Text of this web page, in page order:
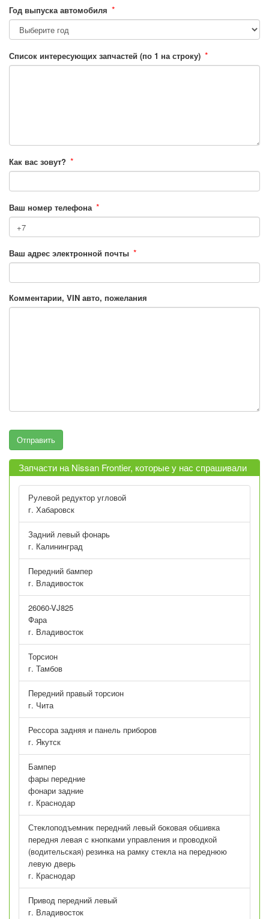
Год выпуска автомобиля *
Список интересующих запчастей (по 1 на строку) *
Как вас зовут? *
Ваш номер телефона *
Ваш адрес электронной почты *
Комментарии, VIN авто, пожелания
Запчасти на Nissan Frontier, которые у нас спрашивали
Рулевой редуктор угловой
г. Хабаровск
Задний левый фонарь
г. Калининград
Передний бампер
г. Владивосток
26060-VJ825
Фара
г. Владивосток
Торсион
г. Тамбов
Передний правый торсион
г. Чита
Рессора задняя и панель приборов
г. Якутск
Бампер
фары передние
фонари задние
г. Краснодар
Стеклоподъемник передний левый боковая обшивка
передня левая с кнопками управления и проводкой
(водительская) резинка на рамку стекла на переднюю
левую дверь
г. Краснодар
Привод передний левый
г. Владивосток